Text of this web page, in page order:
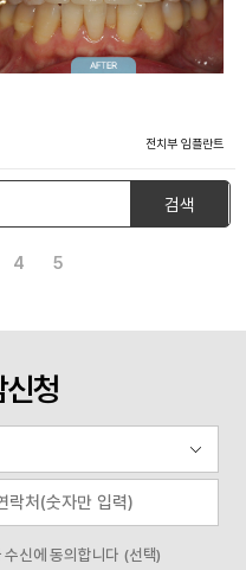
전치부 임플란트
검색
4 5
청
신에 동의합니다 (선택)